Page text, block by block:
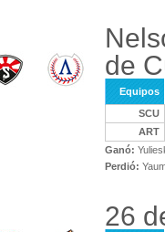
de
Equipos
SCU
ART
Ganó:
Perdió:
26